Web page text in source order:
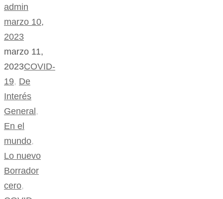
admin
marzo 10,
2023
marzo 11,
2023COVID-
19, De
Interés
General ,
En el
mundo,
Lo nuevo
Borrador
cero,